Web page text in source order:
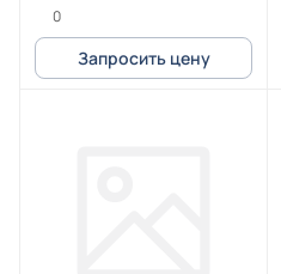
0
Запросить цену